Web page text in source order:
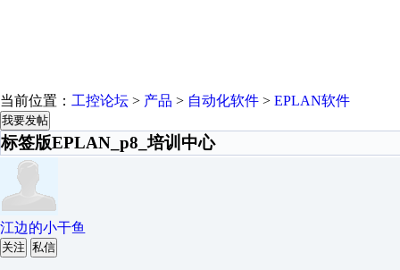
当前位置： 工控论坛 > 产品 > 自动化软件 > EPLAN软件
我要发帖
标签版EPLAN_p8_培训中心
江边的小干鱼
关注 私信